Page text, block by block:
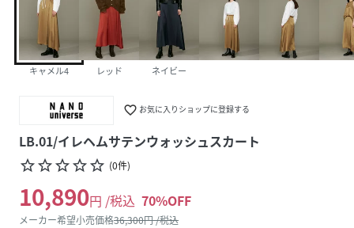
キャメル4 レッド ネイビー
favorite_border お気に入りショップに登録する
LB.01/イレヘムサテンウォッシュスカート
star_borderstar_borderstar_borderstar_borderstar_border (0件)
10,890円 /税込 70%OFF
メーカー希望小売価格36,300円 /税込